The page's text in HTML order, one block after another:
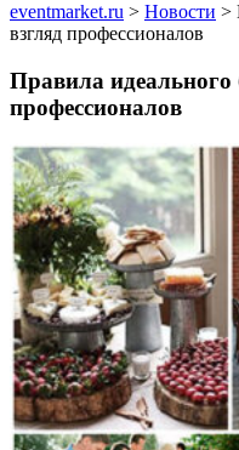
eventmarket.ru > Новости >
взгляд профессионалов
Правила идеального
профессионалов